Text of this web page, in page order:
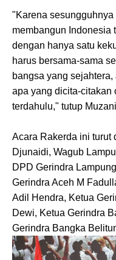
"Karena
membangun Indonesia
dengan hanya satu
harus bersama-sama
bangsa yang
apa yang dicita-citakan
terdahulu," tutup
Acara Rakerda ini turut
Djunaidi, Wagub
DPD Gerindra
Gerindra Aceh M
Adil Hendra, Ketua
Dewi, Ketua Gerindra
Gerindra Bangka